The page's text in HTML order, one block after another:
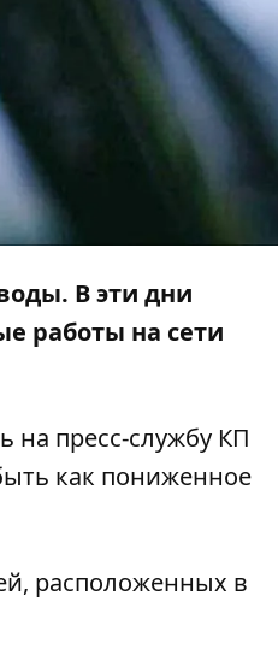
В эти дни
работы на сети
на пресс-службу КП
как пониженное
расположенных в